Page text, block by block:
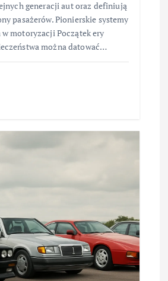
generacji aut oraz definiują
pasażerów. Pionierskie systemy
motoryzacji Początek ery
można datować…